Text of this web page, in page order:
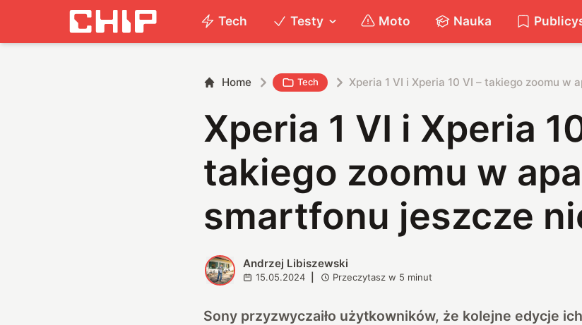
Tech Testy Moto Nauka
Home Tech Xperia 1 VI i Xperia 10 VI – takiego zoomu w
Xperia 1 VI i Xperia
takiego zoomu w
smartfonu jeszcze
A Andrzej Libiszewski
15.05.2024 Przeczytasz w 5 minut
Sony przyzwyczaiło użytkowników, że kolejne edycje